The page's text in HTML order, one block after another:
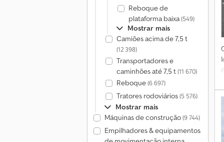
Reboque de
plataforma baixa(549)
Mostrar mais
Camiões acima de 7,5 t
(12 398)
Transportadores e
caminhões até 7,5 t(11 670)
Reboque(6 697)
Tratores rodoviários(5 576)
Mostrar mais
Máquinas de construção(9 744)
Empilhadores & equipamentos